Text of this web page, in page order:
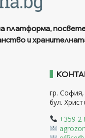
платформа,
и
гр.
бул.
+359 2